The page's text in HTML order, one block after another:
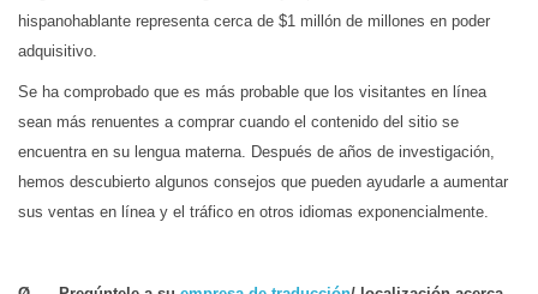
hispanohablante representa cerca de $1 millón de millones en poder
adquisitivo.
Se ha comprobado que es más probable que los visitantes en línea
sean más renuentes a comprar cuando el contenido del sitio se
encuentra en su lengua materna. Después de años de investigación,
hemos descubierto algunos consejos que pueden ayudarle a aumentar
sus ventas en línea y el tráfico en otros idiomas exponencialmente.